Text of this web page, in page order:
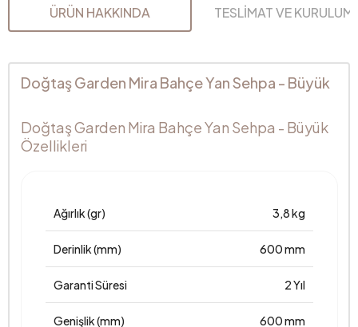
ÜRÜN HAKKINDA TESLİMAT VE KURULUM
Doğtaş Garden Mira Bahçe Yan Sehpa - Büyük
Doğtaş Garden Mira Bahçe Yan Sehpa - Büyük
Özellikleri
Ağırlık (gr) 3,8 kg
Derinlik (mm) 600 mm
Garanti Süresi 2 Yıl
Genişlik (mm) 600 mm